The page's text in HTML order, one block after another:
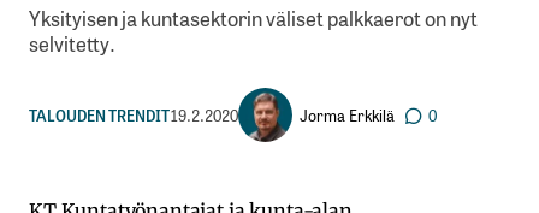
Yksityisen ja kuntasektorin väliset palkkaerot on nyt
selvitetty.
TALOUDEN TRENDIT19.2.2020 Jorma Erkkilä 0